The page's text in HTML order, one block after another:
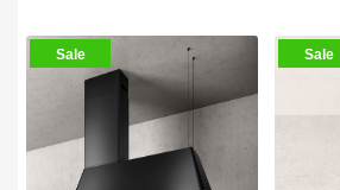
Sale Sale